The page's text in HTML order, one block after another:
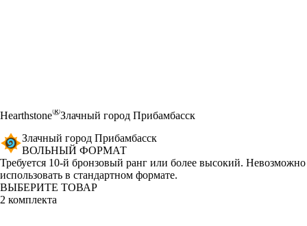
Hearthstone®Злачный город Прибамбасск
Злачный город Прибамбасск
ВОЛЬНЫЙ ФОРМАТ
Product Notification
Требуется 10-й бронзовый ранг или более высокий. Невозможно
использовать в стандартном формате.
ВЫБЕРИТЕ ТОВАР
2 комплекта